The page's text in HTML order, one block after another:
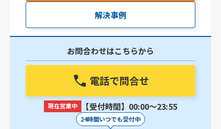
解決事例
お問合わせはこちらから
電話で問合せ
現在営業中 【受付時間】00:00〜23:55
24時間いつでも受付中